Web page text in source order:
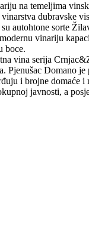
na temeljima
dubravske
autohtone sorte
vinariju
boce.
vina serija
Pjenušac Domano
i brojne domaće i
javnosti, a